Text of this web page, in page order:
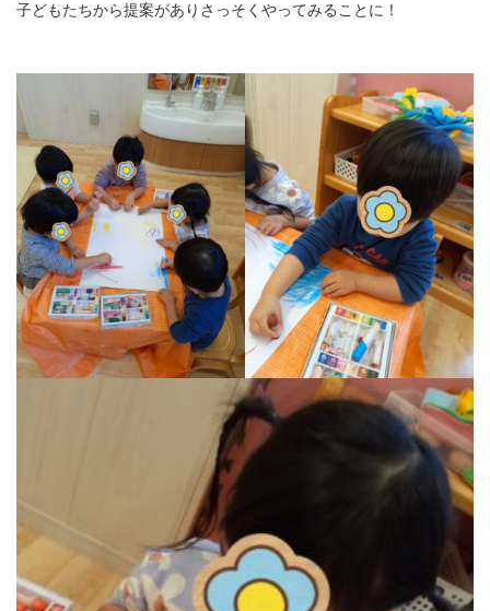
子どもたちから提案がありさっそくやってみることに！